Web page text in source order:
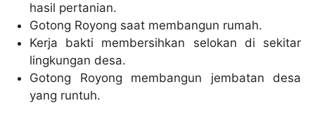
hasil pertanian.
Gotong Royong saat membangun rumah.
Kerja bakti membersihkan selokan di sekitar
lingkungan desa.
Gotong Royong membangun jembatan desa
yang runtuh.